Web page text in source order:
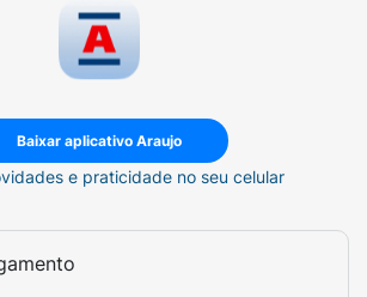
Baixar aplicativo Araujo
e praticidade no seu celular